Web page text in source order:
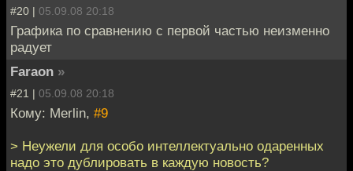
#20 | 05.09.08 20:18
Графика по сравнению с первой частью неизменно
радует
Faraon »
#21 | 05.09.08 20:18
Кому: Merlin, #9
> Неужели для особо интеллектуально одаренных
надо это дублировать в каждую новость?